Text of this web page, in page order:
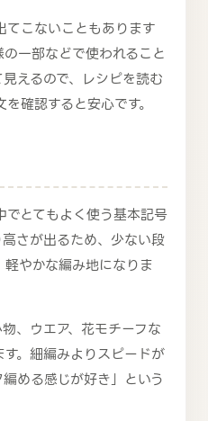
てこないこともあります
一部などで使われること
えるので、レシピを読む
確認すると安心です。
とてもよく使う基本記号
さが出るため、少ない段
やかな編み地になりま
、ウエア、花モチーフな
。細編みよりスピードが
める感じが好き」という